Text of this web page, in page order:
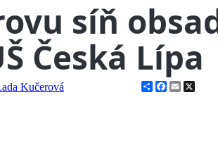
síň
Česká Lípa
Kučerová ShareFacebook
Email